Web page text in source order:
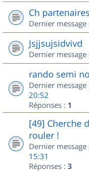
Ch
Dernier message
Jsjjsujsidvivd
Dernier message
rando semi
Dernier message
20:52
Réponses : 1
[49] Cherche
rouler !
Dernier message
15:31
Réponses : 3